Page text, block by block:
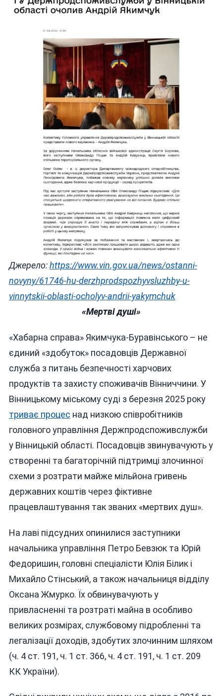
Джерело:https://www.vin.gov.ua/news/ostanni-
novyny/61746-hu-derzhprodspozhyvsluzhby-u-
vinnytskii-oblasti-ocholyv-andrii-yakymchuk
«Мертві душі»
«Хабарна справа» Якимчука-Буравінського – не
єдиний «здобуток» посадовців Державної
служба з питань безпечності харчових
продуктів та захисту споживачів Вінниччини. У
Вінницькому міському суді з березня 2025 року
триває процес над низкою співробітників
головного управління Держпродспоживслужби
у Вінницькій області. Посадовців звинувачують у
створенні та багаторічній підтримці злочинної
схеми з розтрати майже мільйона гривень
державних коштів через фіктивне
працевлаштування так званих «мертвих душ».
На лаві підсудних опинилися заступники
начальника управління Петро Бевзюк та Юрій
Федоришин, головні спеціалісти Юлія Білик і
Михайло Стінський, а також начальниця відділу
Оксана Жмурко. Їх обвинувачують у
привласненні та розтраті майна в особливо
великих розмірах, службовому підробленні та
легалізації доходів, здобутих злочинним шляхом
(ч. 4 ст. 191, ч. 1 ст. 366, ч. 4 ст. 191, ч. 1 ст. 209
КК України).